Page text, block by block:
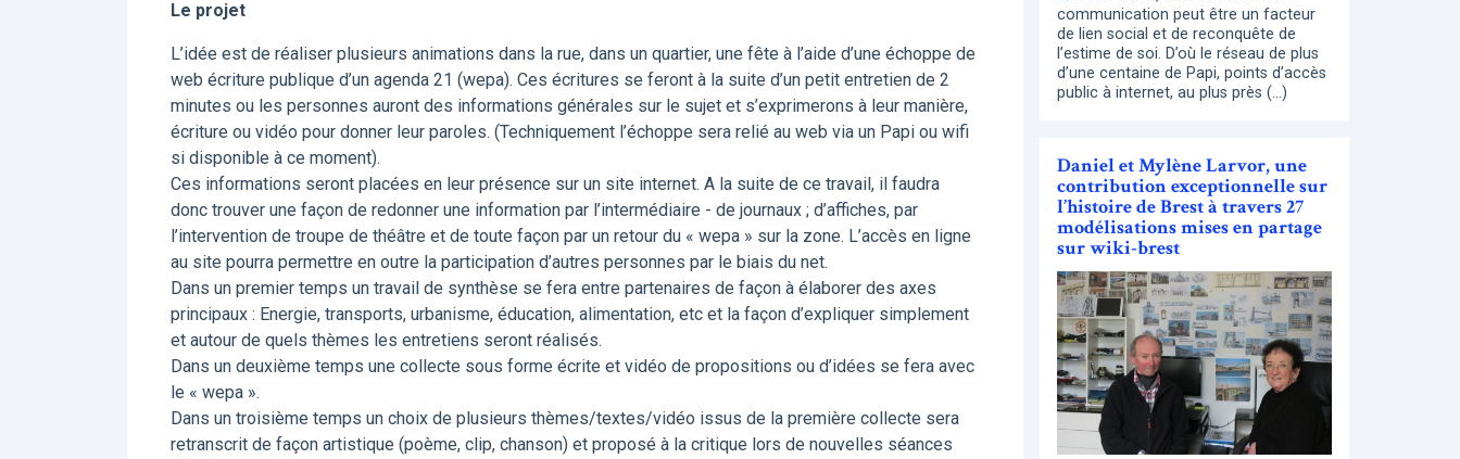
Le projet
L’idée est de réaliser plusieurs animations dans la rue, dans un quartier, une fête à l’aide d’une échoppe de
web écriture publique d’un agenda 21 (wepa). Ces écritures se feront à la suite d’un petit entretien de 2
minutes ou les personnes auront des informations générales sur le sujet et s’exprimerons à leur manière,
écriture ou vidéo pour donner leur paroles. (Techniquement l’échoppe sera relié au web via un Papi ou wifi
si disponible à ce moment).
Ces informations seront placées en leur présence sur un site internet. A la suite de ce travail, il faudra
donc trouver une façon de redonner une information par l’intermédiaire - de journaux ; d’affiches, par
l’intervention de troupe de théâtre et de toute façon par un retour du « wepa » sur la zone. L’accès en ligne
au site pourra permettre en outre la participation d’autres personnes par le biais du net.
Dans un premier temps un travail de synthèse se fera entre partenaires de façon à élaborer des axes
principaux : Energie, transports, urbanisme, éducation, alimentation, etc et la façon d’expliquer simplement
et autour de quels thèmes les entretiens seront réalisés.
Dans un deuxième temps une collecte sous forme écrite et vidéo de propositions ou d’idées se fera avec
le « wepa ».
Dans un troisième temps un choix de plusieurs thèmes/textes/vidéo issus de la première collecte sera
retranscrit de façon artistique (poème, clip, chanson) et proposé à la critique lors de nouvelles séances
communication peut être un facteur
de lien social et de reconquête de
l’estime de soi. D’où le réseau de plus
d’une centaine de Papi, points d’accès
public à internet, au plus près (…)
Daniel et Mylène Larvor, une
contribution exceptionnelle sur
l’histoire de Brest à travers 27
modélisations mises en partage
sur wiki-brest